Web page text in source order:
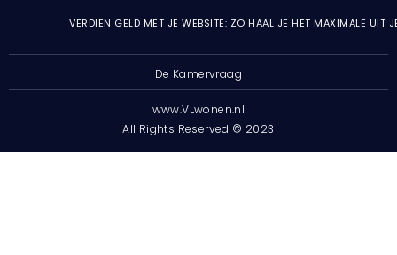
VERDIEN GELD MET JE WEBSITE: ZO HAAL JE HET MAXIMALE UIT
De Kamervraag
www.VLwonen.nl
All Rights Reserved © 2023